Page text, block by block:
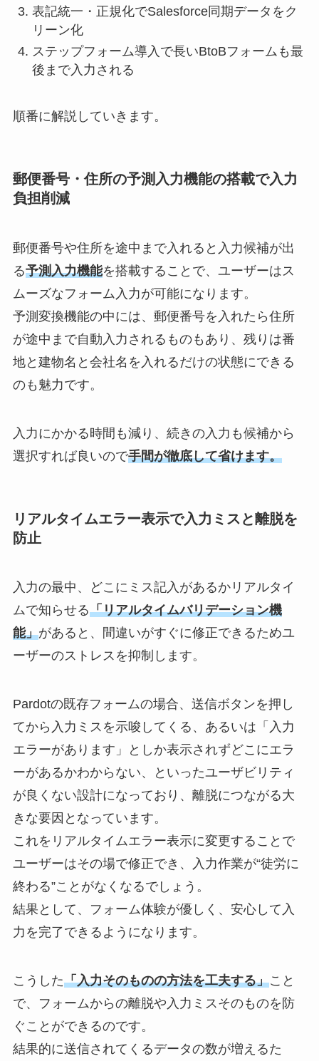
表記統一・正規化でSalesforce同期データをク
リーン化
ステップフォーム導入で長いBtoBフォームも最
後まで入力される
順番に解説していきます。
郵便番号・住所の予測入力機能の搭載で入力
負担削減
郵便番号や住所を途中まで入れると入力候補が出
る予測入力機能を搭載することで、ユーザーはス
ムーズなフォーム入力が可能になります。
予測変換機能の中には、郵便番号を入れたら住所
が途中まで自動入力されるものもあり、残りは番
地と建物名と会社名を入れるだけの状態にできる
のも魅力です。
入力にかかる時間も減り、続きの入力も候補から
選択すれば良いので手間が徹底して省けます。
リアルタイムエラー表示で入力ミスと離脱を
防止
入力の最中、どこにミス記入があるかリアルタイ
ムで知らせる「リアルタイムバリデーション機
能」があると、間違いがすぐに修正できるためユ
ーザーのストレスを抑制します。
Pardotの既存フォームの場合、送信ボタンを押し
てから入力ミスを示唆してくる、あるいは「入力
エラーがあります」としか表示されずどこにエラ
ーがあるかわからない、といったユーザビリティ
が良くない設計になっており、離脱につながる大
きな要因となっています。
これをリアルタイムエラー表示に変更することで
ユーザーはその場で修正でき、入力作業が“徒労に
終わる”ことがなくなるでしょう。
結果として、フォーム体験が優しく、安心して入
力を完了できるようになります。
こうした「入力そのものの方法を工夫する」こと
で、フォームからの離脱や入力ミスそのものを防
ぐことができるのです。
結果的に送信されてくるデータの数が増えるた